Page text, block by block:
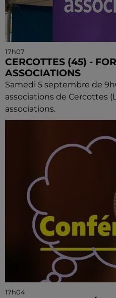
17h07
CERCOTTES (45) -
ASSOCIATIONS
Samedi 5 septembre de
associations de Cercottes
associations.
17h04